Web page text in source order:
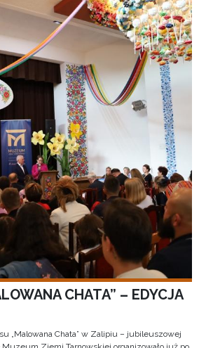
CHATA” – EDYCJA
„Malowana Chata” w Zalipiu – jubileuszowej